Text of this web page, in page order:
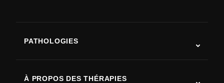
PATHOLOGIES
À PROPOS DES THÉRAPIES